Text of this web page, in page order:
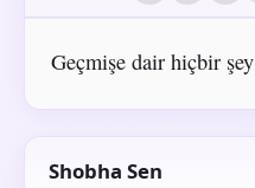
Geçmişe dair hiçbir
Shobha Sen